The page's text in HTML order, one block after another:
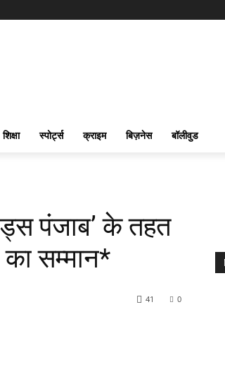
शिक्षा स्पोर्ट्स क्राइम बिज़नेस बॉलीवुड
पंजाब’ के तहत
का सम्मान*
0
41